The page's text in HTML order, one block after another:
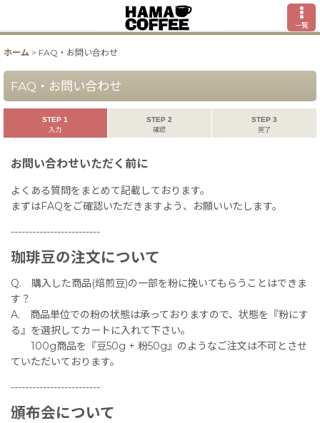
一覧
ホーム > FAQ・お問い合わせ
FAQ・お問い合わせ
STEP 1
入力
STEP 2
確認
STEP 3
完了
お問い合わせいただく前に
よくある質問をまとめて記載しております。
まずはFAQをご確認いただきますよう、お願いいたします。
-------------------------
珈琲豆の注文について
Q. 購入した商品(焙煎豆)の一部を粉に挽いてもらうことはできま
す？
A. 商品単位での粉の状態は承っておりますので、状態を『粉にす
る』を選択してカートに入れて下さい。
100g商品を『豆50g + 粉50g』のようなご注文は不可とさせ
ていただいております。
-------------------------
頒布会について